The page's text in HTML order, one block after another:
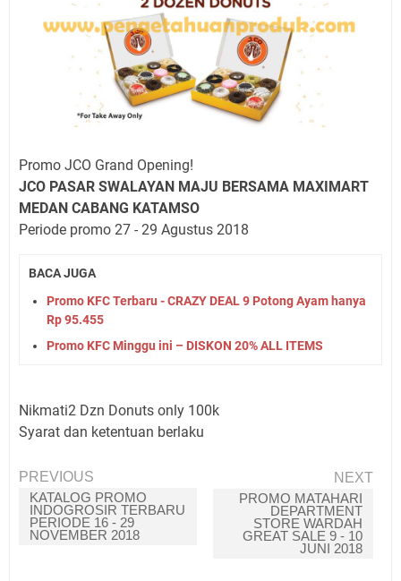
Promo JCO Grand Opening!
JCO PASAR SWALAYAN MAJU BERSAMA MAXIMART
MEDAN CABANG KATAMSO
Periode promo 27 - 29 Agustus 2018
BACA JUGA
Promo KFC Terbaru - CRAZY DEAL 9 Potong Ayam hanya
Rp 95.455
Promo KFC Minggu ini – DISKON 20% ALL ITEMS
Nikmati2 Dzn Donuts only 100k
Syarat dan ketentuan berlaku
PREVIOUS
KATALOG PROMO
INDOGROSIR TERBARU
PERIODE 16 - 29
NOVEMBER 2018
NEXT
PROMO MATAHARI
DEPARTMENT
STORE WARDAH
GREAT SALE 9 - 10
JUNI 2018